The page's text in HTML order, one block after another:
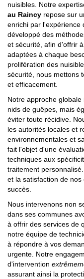
nuisibles. Notre
au Raincy repose sur
enrichi par l'expérience
développé des
et sécurité, afin d'offrir
adaptées à chaque
prolifération des
sécurité, nous mettons
et efficacement.
Notre approche
nids de guêpes, mais
éviter toute récidive.
les autorités locales et
environnementales et
fait l'objet d'une
techniques aux
traitement
et la satisfaction de
succès.
Nous intervenons non
dans ses communes
à offrir des services de
notre équipe de
à répondre à vos
urgente. Notre
d'intervention
assurant ainsi la